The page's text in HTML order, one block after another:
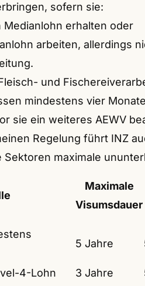
sofern sie:
Medianlohn erhalten oder
arbeiten, allerdings
und
mindestens vier
sie ein weiteres AEWV
Regelung führt INZ
Sektoren maximale
Maximale
Visumsdauer
5 Jahre
4-Lohn 3 Jahre